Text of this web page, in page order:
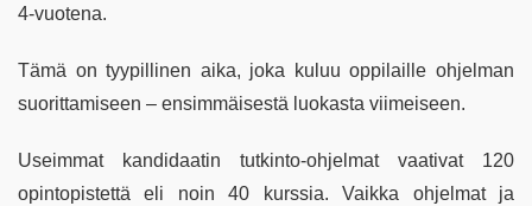
4-vuotena.
Tämä on tyypillinen aika, joka kuluu oppilaille ohjelman
suorittamiseen – ensimmäisestä luokasta viimeiseen.
Useimmat kandidaatin tutkinto-ohjelmat vaativat 120
opintopistettä eli noin 40 kurssia. Vaikka ohjelmat ja